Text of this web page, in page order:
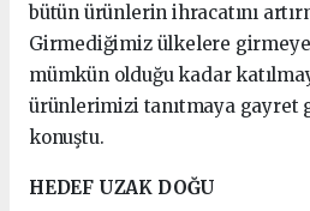
bütün ürünlerin ihracatını
Girmediğimiz ülkelere girmeye
mümkün olduğu kadar
ürünlerimizi tanıtmaya gayret
konuştu.
HEDEF UZAK DOĞU